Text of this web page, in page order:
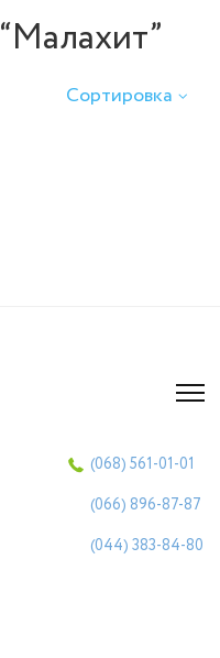
Сортировка
(068) 561-01-01
(066) 896-87-87
(044) 383-84-80